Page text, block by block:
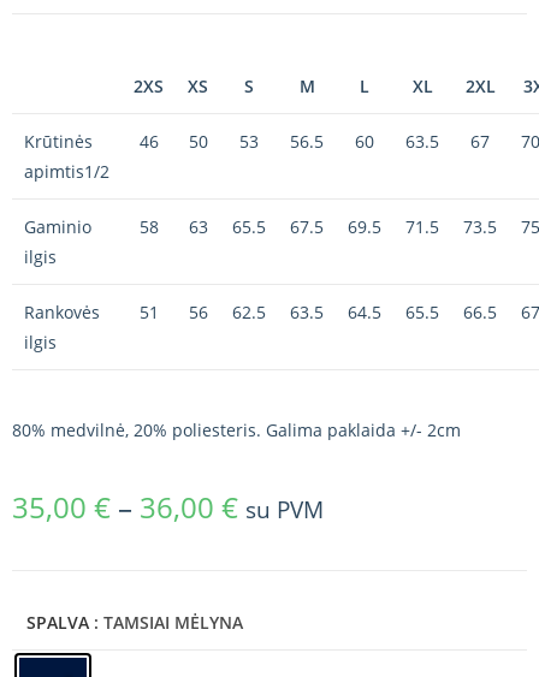
2XS XS S M L XL 2XL
Krūtinės
apimtis1/2
46 50 53 56.5 60 63.5 67
Gaminio
ilgis
58 63 65.5 67.5 69.5 71.5 73.5
Rankovės
ilgis
51 56 62.5 63.5 64.5 65.5 66.5
80% medvilnė, 20% poliesteris. Galima paklaida +/- 2cm
35,00 € – 36,00 € su PVM
SPALVA : TAMSIAI MĖLYNA